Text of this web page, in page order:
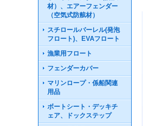
材）、エアーフェンダー
（空気式防舷材）
スチロールバーレル(発泡
フロート)、EVAフロート
漁業用フロート
フェンダーカバー
マリンロープ・係船関連
用品
ボートシート・デッキチ
ェア、ドックステップ